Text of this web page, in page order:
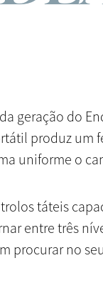
geração do
produz um
uniforme o
táteis
entre três
procurar no